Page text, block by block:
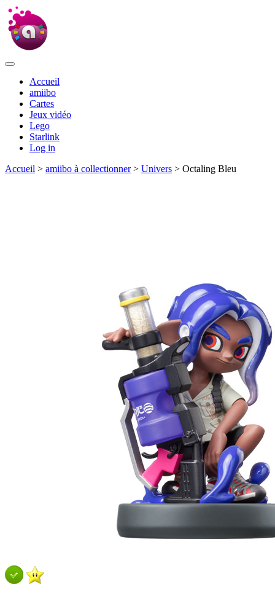
Accueil
amiibo
Cartes
Jeux vidéo
Lego
Starlink
Log in
Accueil > amiibo à collectionner> Univers > Octaling Bleu